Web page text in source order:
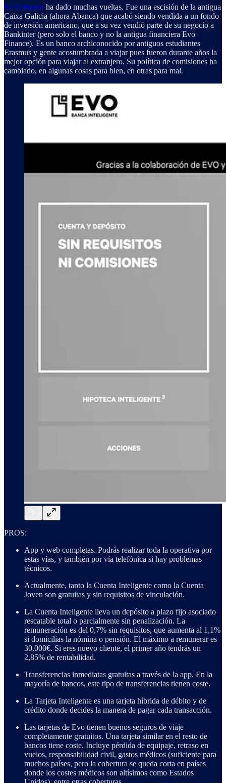
EVO Banco ha dado muchas vueltas. Fue una escisión de la antigua
Caixa Galicia (ahora Abanca) que acabó siendo vendida a un fondo
de inversión americano, que a su vez vendió parte de su negocio a
Bankinter (pero solo el banco y no la antigua financiera Evo
Finance). Es un banco archiconocido por antiguos estudiantes
Erasmus y gente acostumbrada a viajar pues fueron durante años la
mejor opción para viajar al extranjero. Su política de comisiones ha
cambiado, en algunas cosas para bien, en otras para mal.
PROS:
App y web completas. Podrás realizar toda la operativa por
estas vías, y también por vía telefónica si hay problemas
técnicos.
Actualmente, tanto la Cuenta Inteligente como la Cuenta
Joven son gratuitas y sin requisitos de vinculación.
La Cuenta Inteligente lleva un depósito a plazo fijo asociado
rescatable total o parcialmente sin penalización. La
remuneración es del 0,7% sin requisitos, que aumenta al 1,1%
si domicilias la nómina o pensión. El máximo a remunerar es
30.000€. Si eres nuevo cliente, el primer año tendrás un
2,85% de rentabilidad.
Transferencias inmediatas gratuitas a través de la app. En la
mayoría de bancos, este tipo de transferencias tienen coste.
La Tarjeta Inteligente es una tarjeta híbrida de débito y de
crédito donde decides la manera de pagar cada transacción.
Las tarjetas de Evo tienen buenos seguros de viaje
completamente gratuitos. Una tarjeta similar en el resto de
bancos tiene coste. Incluye pérdida de equipaje, retraso en
vuelos, responsabilidad civil, gastos médicos (suficiente para
muchos países, pero la cobertura se queda corta en países
donde los costes médicos son altísimos como Estados